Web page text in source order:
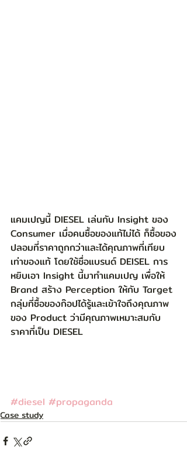
แคมเปญนี้ DIESEL เล่นกับ Insight ของ
Consumer เมื่อคนซื้อของแท้ไม่ได้ ก็ซื้อของ
ปลอมที่ราคาถูกกว่าและได้คุณภาพที่เทียบ
เท่าของแท้ โดยใช้ชื่อแบรนด์ DEISEL การ
หยิบเอา Insight นี้มาทำแคมเปญ เพื่อให้
Brand สร้าง Perception ให้กับ Target
กลุ่มที่ซื้อของก๊อปได้รู้และเข้าใจถึงคุณภาพ
ของ Product ว่ามีคุณภาพเหมาะสมกับ
ราคาที่เป็น DIESEL
#diesel #propaganda
Case study